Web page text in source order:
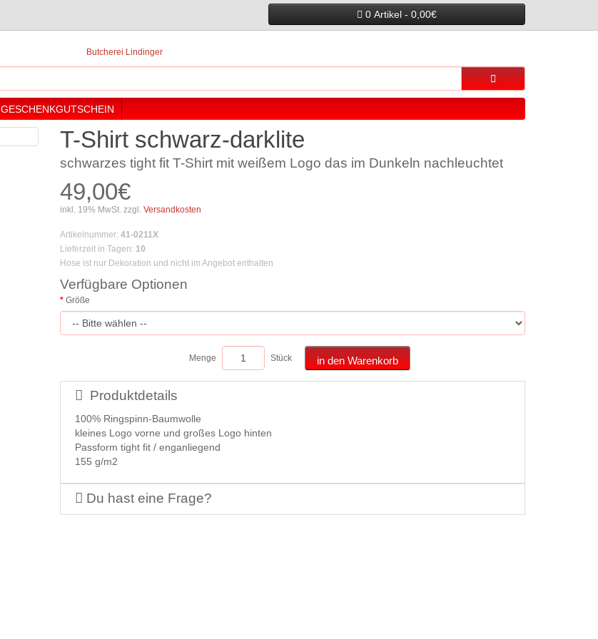
0 Artikel - 0,00€
GESCHENKGUTSCHEIN
T-Shirt schwarz-darklite
schwarzes tight fit T-Shirt mit weißem Logo das im Dunkeln nachleuchtet
49,00€
inkl. 19% MwSt. zzgl.Versandkosten
Artikelnummer: 41-0211X
Lieferzeit in Tagen: 10
Hose ist nur Dekoration und nicht im Angebot enthalten
Verfügbare Optionen
Größe
Menge Stück in den Warenkorb
Produktdetails
100% Ringspinn-Baumwolle
kleines Logo vorne und großes Logo hinten
Passform tight fit / enganliegend
155 g/m2
Du hast eine Frage?